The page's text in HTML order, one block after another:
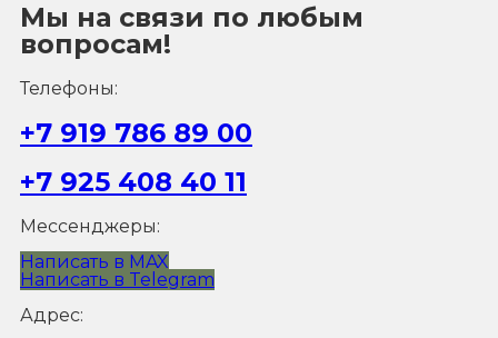
Мы на связи по любым
вопросам!
Телефоны:
+7 919 786 89 00
+7 925 408 40 11
Мессенджеры:
Написать в MAX
Написать в Telegram
Адрес: